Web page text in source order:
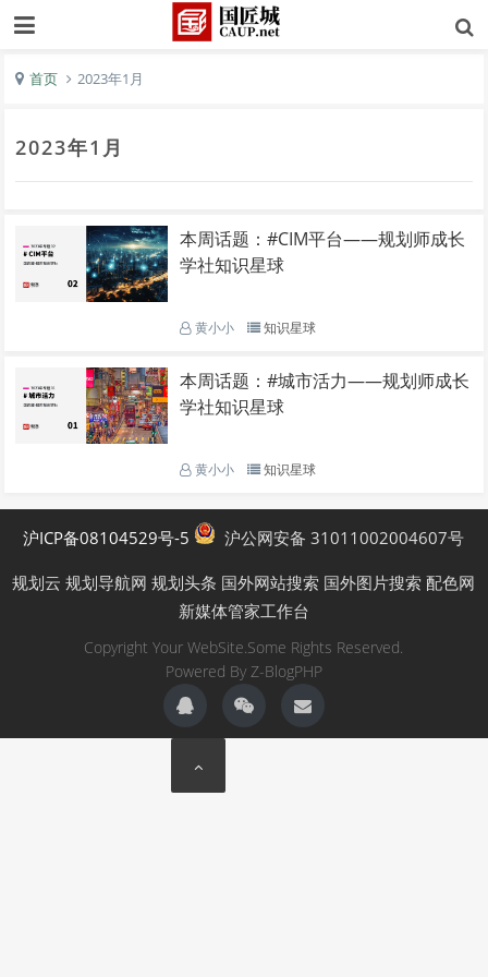
首页 2023年1月
2023年1月
本周话题：#CIM平台——规划师成长
学社知识星球
黄小小 知识星球
本周话题：#城市活力——规划师成长
学社知识星球
黄小小 知识星球
沪ICP备08104529号-5 沪公网安备 31011002004607号
规划云 规划导航网 规划头条 国外网站搜索 国外图片搜索 配色网
新媒体管家工作台
Copyright Your WebSite.Some Rights Reserved.
Powered By Z-BlogPHP